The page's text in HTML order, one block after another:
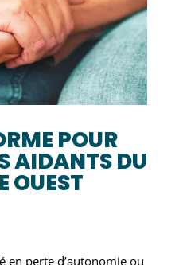
POUR
AIDANTS DU
OUEST
en perte d’autonomie ou